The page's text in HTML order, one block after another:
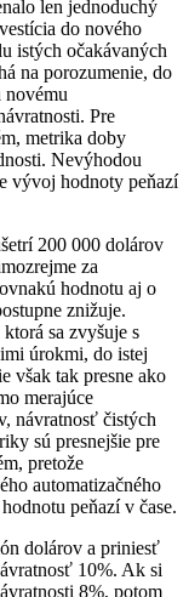
len jednoduchý
do nového
istých očakávaných
na porozumenie, do
novému
Pre
metrika doby
Nevýhodou
vývoj hodnoty peňazí
200 000 dolárov
za
hodnotu aj o
znižuje.
sa zvyšuje s
úrokmi, do istej
však tak presne ako
merajúce
návratnosť čistých
sú presnejšie pre
pretože
automatizačného
peňazí v čase.
dolárov a priniesť
10%. Ak si
8%, potom